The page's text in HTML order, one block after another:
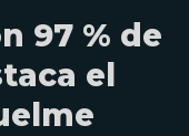
97 % de
el